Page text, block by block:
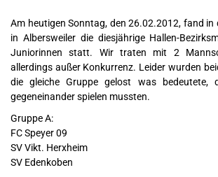
Am heutigen Sonntag, den 26.02.2012, fand in
in Albersweiler die diesjährige Hallen-
Juniorinnen statt. Wir traten mit 2
allerdings außer Konkurrenz. Leider wurden
die gleiche Gruppe gelost was bedeutete,
gegeneinander spielen mussten.
Gruppe A:
FC Speyer 09
SV Vikt. Herxheim
SV Edenkoben